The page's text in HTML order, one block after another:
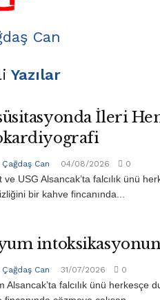
Can
Yazılar
İleri
Çağdaş Can 04/08/2026 0
ve USG Alsancak’ta falcılık ünü
bir kahve fincanında...
Çağdaş Can 31/07/2026 0
Alsancak’ta falcılık ünü herkesçe